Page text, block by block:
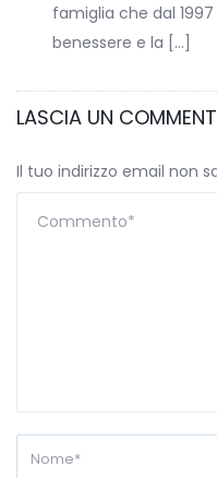
famiglia che dal
benessere e la […]
LASCIA UN
Il tuo indirizzo email non